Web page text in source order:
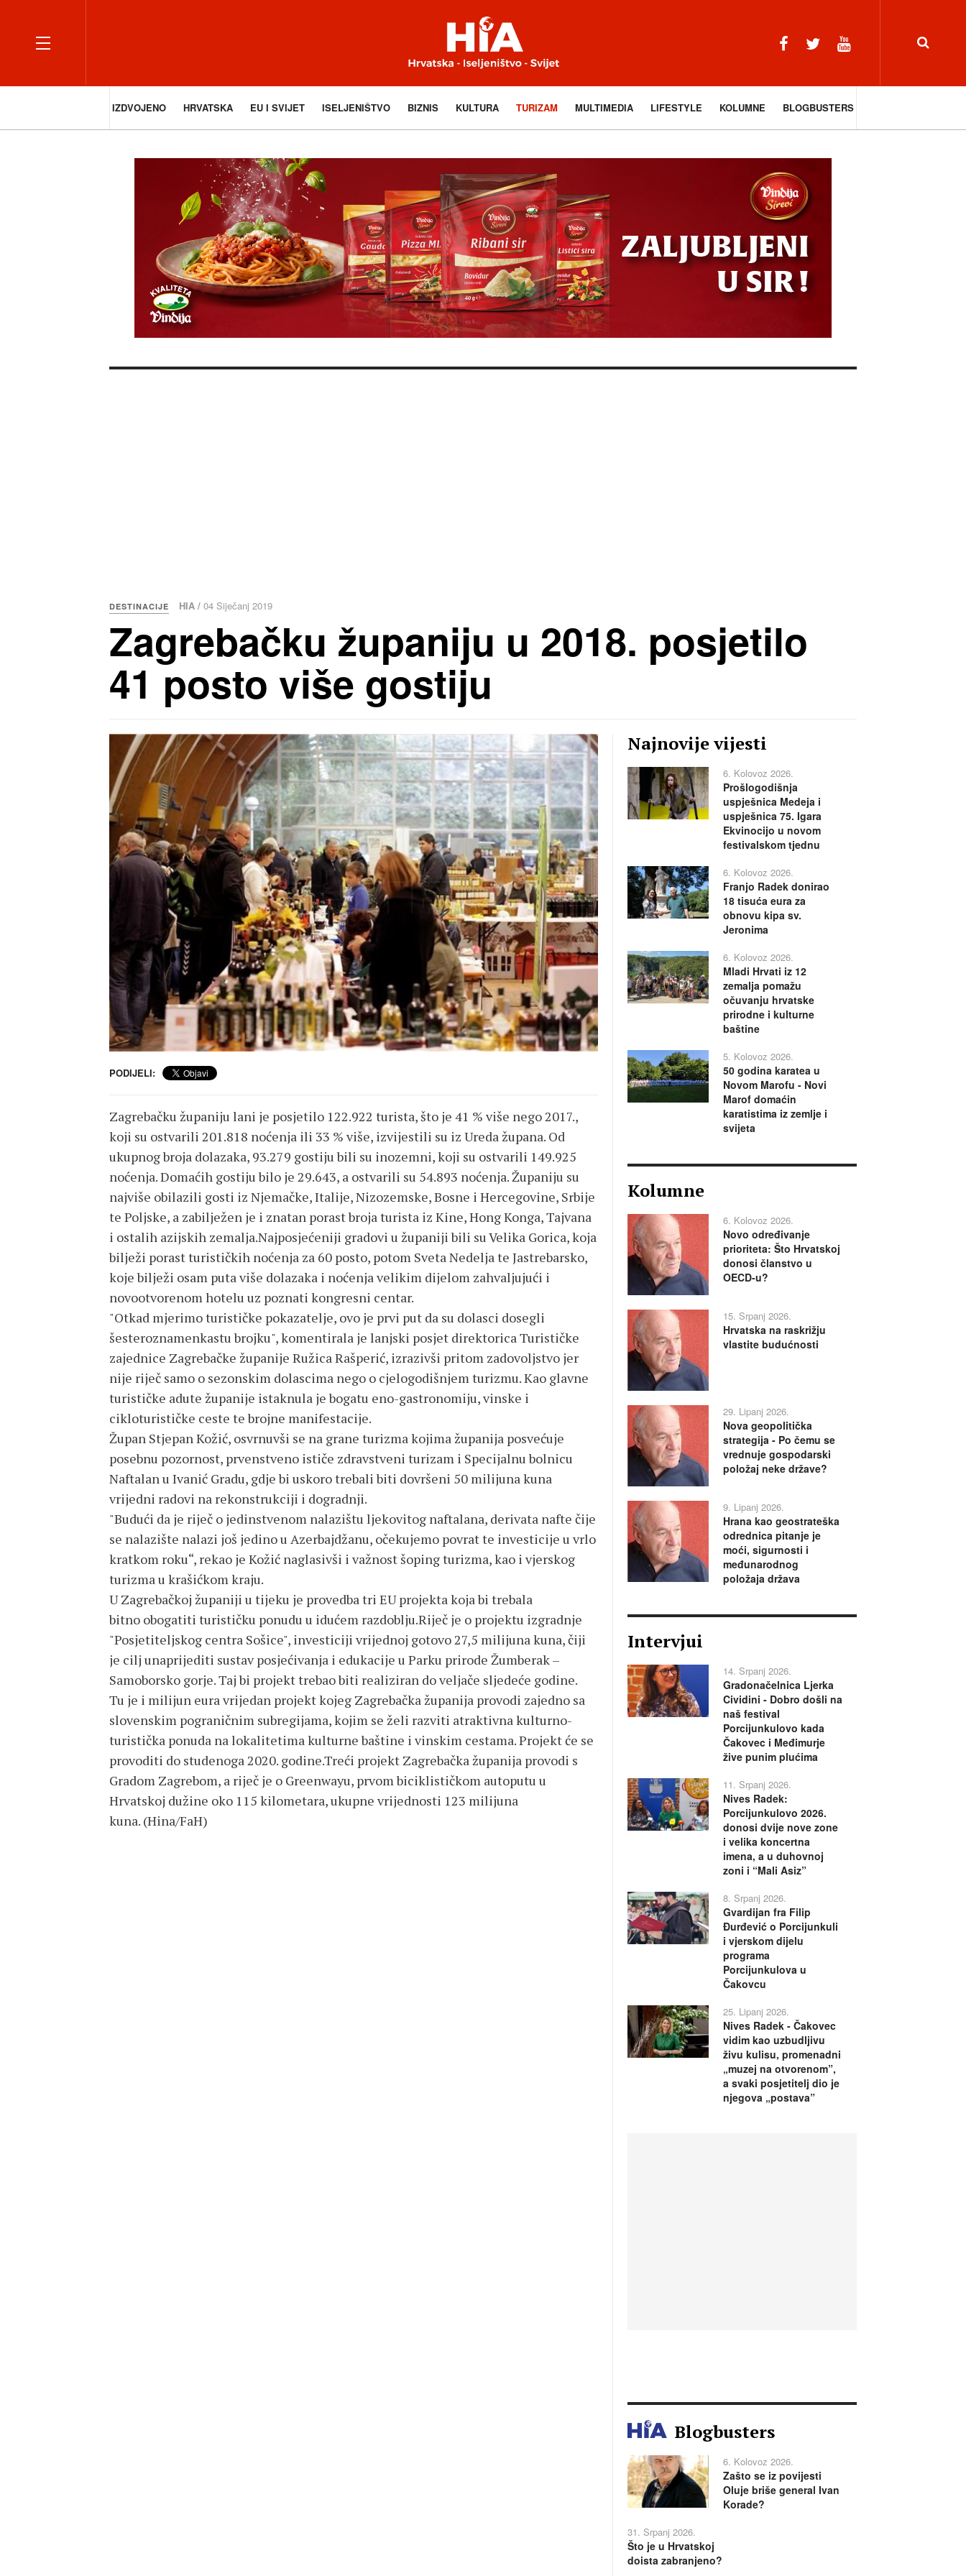
IZDVOJENO HRVATSKA EU I SVIJET ISELJENIŠTVO BIZNIS KULTURA TURIZAM MULTIMEDIA LIFESTYLE KOLUMNE BLOGBUSTERS
DESTINACIJE HIA / 04 Siječanj 2019
Zagrebačku županiju u 2018. posjetilo
41 posto više gostiju
PODIJELI:
Zagrebačku županiju lani je posjetilo 122.922 turista, što je 41 % više nego 2017.,
koji su ostvarili 201.818 noćenja ili 33 % više, izvijestili su iz Ureda župana. Od
ukupnog broja dolazaka, 93.279 gostiju bili su inozemni, koji su ostvarili 149.925
noćenja. Domaćih gostiju bilo je 29.643, a ostvarili su 54.893 noćenja. Županiju su
najviše obilazili gosti iz Njemačke, Italije, Nizozemske, Bosne i Hercegovine, Srbije
te Poljske, a zabilježen je i znatan porast broja turista iz Kine, Hong Konga, Tajvana
i ostalih azijskih zemalja.Najposjećeniji gradovi u županiji bili su Velika Gorica, koja
bilježi porast turističkih noćenja za 60 posto, potom Sveta Nedelja te Jastrebarsko,
koje bilježi osam puta više dolazaka i noćenja velikim dijelom zahvaljujući i
novootvorenom hotelu uz poznati kongresni centar.
"Otkad mjerimo turističke pokazatelje, ovo je prvi put da su dolasci dosegli
šesteroznamenkastu brojku", komentirala je lanjski posjet direktorica Turističke
zajednice Zagrebačke županije Ružica Rašperić, izrazivši pritom zadovoljstvo jer
nije riječ samo o sezonskim dolascima nego o cjelogodišnjem turizmu. Kao glavne
turističke adute županije istaknula je bogatu eno-gastronomiju, vinske i
cikloturističke ceste te brojne manifestacije.
Župan Stjepan Kožić, osvrnuvši se na grane turizma kojima županija posvećuje
posebnu pozornost, prvenstveno ističe zdravstveni turizam i Specijalnu bolnicu
Naftalan u Ivanić Gradu, gdje bi uskoro trebali biti dovršeni 50 milijuna kuna
vrijedni radovi na rekonstrukciji i dogradnji.
"Budući da je riječ o jedinstvenom nalazištu ljekovitog naftalana, derivata nafte čije
se nalazište nalazi još jedino u Azerbajdžanu, očekujemo povrat te investicije u vrlo
kratkom roku“, rekao je Kožić naglasivši i važnost šoping turizma, kao i vjerskog
turizma u krašićkom kraju.
U Zagrebačkoj županiji u tijeku je provedba tri EU projekta koja bi trebala
bitno obogatiti turističku ponudu u idućem razdoblju.Riječ je o projektu izgradnje
"Posjetiteljskog centra Sošice", investiciji vrijednoj gotovo 27,5 milijuna kuna, čiji
je cilj unaprijediti sustav posjećivanja i edukacije u Parku prirode Žumberak –
Samoborsko gorje. Taj bi projekt trebao biti realiziran do veljače sljedeće godine.
Tu je i milijun eura vrijedan projekt kojeg Zagrebačka županija provodi zajedno sa
slovenskim pograničnim subregijama, kojim se želi razviti atraktivna kulturno-
turistička ponuda na lokalitetima kulturne baštine i vinskim cestama. Projekt će se
provoditi do studenoga 2020. godine.Treći projekt Zagrebačka županija provodi s
Gradom Zagrebom, a riječ je o Greenwayu, prvom biciklističkom autoputu u
Hrvatskoj dužine oko 115 kilometara, ukupne vrijednosti 123 milijuna
kuna. (Hina/FaH)
Najnovije vijesti
6. Kolovoz 2026.
Prošlogodišnja
uspješnica Medeja i
uspješnica 75. Igara
Ekvinocijo u novom
festivalskom tjednu
6. Kolovoz 2026.
Franjo Radek donirao
18 tisuća eura za
obnovu kipa sv.
Jeronima
6. Kolovoz 2026.
Mladi Hrvati iz 12
zemalja pomažu
očuvanju hrvatske
prirodne i kulturne
baštine
5. Kolovoz 2026.
50 godina karatea u
Novom Marofu - Novi
Marof domaćin
karatistima iz zemlje i
svijeta
Kolumne
6. Kolovoz 2026.
Novo određivanje
prioriteta: Što Hrvatskoj
donosi članstvo u
OECD-u?
15. Srpanj 2026.
Hrvatska na raskrižju
vlastite budućnosti
29. Lipanj 2026.
Nova geopolitička
strategija - Po čemu se
vrednuje gospodarski
položaj neke države?
9. Lipanj 2026.
Hrana kao geostrateška
odrednica pitanje je
moći, sigurnosti i
međunarodnog
položaja država
Intervjui
14. Srpanj 2026.
Gradonačelnica Ljerka
Cividini - Dobro došli na
naš festival
Porcijunkulovo kada
Čakovec i Međimurje
žive punim plućima
11. Srpanj 2026.
Nives Radek:
Porcijunkulovo 2026.
donosi dvije nove zone
i velika koncertna
imena, a u duhovnoj
zoni i “Mali Asiz”
8. Srpanj 2026.
Gvardijan fra Filip
Đurđević o Porcijunkuli
i vjerskom dijelu
programa
Porcijunkulova u
Čakovcu
25. Lipanj 2026.
Nives Radek - Čakovec
vidim kao uzbudljivu
živu kulisu, promenadni
„muzej na otvorenom”,
a svaki posjetitelj dio je
njegova „postava”
Blogbusters
6. Kolovoz 2026.
Zašto se iz povijesti
Oluje briše general Ivan
Korade?
31. Srpanj 2026.
Što je u Hrvatskoj
doista zabranjeno?